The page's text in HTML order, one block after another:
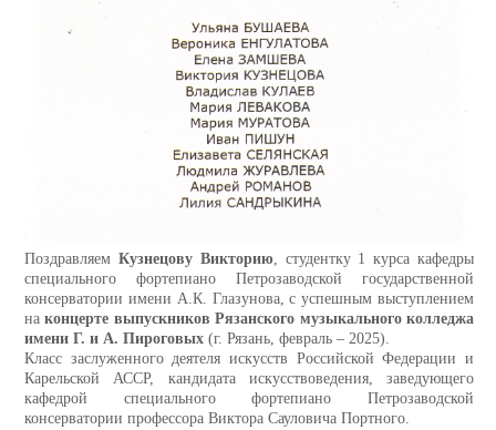
Поздравляем Кузнецову Викторию, студентку 1 курса кафедры
специального фортепиано Петрозаводской государственной
консерватории имени А.К. Глазунова, с успешным выступлением
наконцерте выпускников Рязанского музыкального колледжа
имени Г. и А. Пироговых (г. Рязань, февраль – 2025).
Класс заслуженного деятеля искусств Российской Федерации и
Карельской АССР, кандидата искусствоведения, заведующего
кафедрой специального фортепиано Петрозаводской
консерватории профессора Виктора Сауловича Портного.